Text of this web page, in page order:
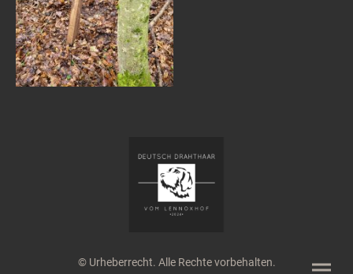
© Urheberrecht. Alle Rechte vorbehalten.